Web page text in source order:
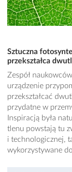
Sztuczna
przekształca
Zespół
urządzenie
przekształcać
przydatne w
Inspiracją była
tlenu powstają tu
i technologicznej,
wykorzystywane